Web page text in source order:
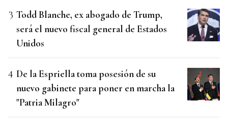
Todd Blanche, ex abogado de Trump,
será el nuevo fiscal general de Estados
Unidos
De la Espriella toma posesión de su
nuevo gabinete para poner en marcha la
"Patria Milagro"